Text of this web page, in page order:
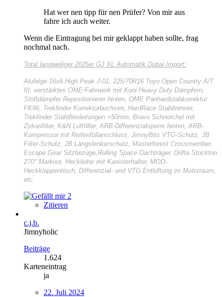
Hat wer nen tipp für nen Prüfer? Von mir aus
fahre ich auch weiter.
Wenn die Eintragung bei mir geklappt haben sollte, frag
nochmal nach.
Total langweiliger 2025er GJ XL Automatik Dubai Import:
Alufelge 16x6 High Peak J-01, 225/70R16 Toyo Open Country A/T
III, verstärktes OME-Fahrwerk mit Koni Heavy Duty Dämpfern,
Stoßdämpfer Repositionierer hinten, OME Panhardstabkorrektur
FK96, Trekfinder Korrekturbuchsen, HardRace Stabitrenner,
Trekfinder Stahlflexleitungen +50mm, Bravo Schnorchel mit
Zykonfilter, K&N Luftfilter, ARB-Differenzialsperre hinten, ARB-
Kompressor mit Reifenfüllanschluss, JimnyBits VTG-Schutz, JB
Filter-Schutz, JB Längslenkerschutz, Masterforest Crossmember,
Escape Gear Sitzbezüge,Rolling Space Dachträger, Drifta Stockton
270° Markise, Heckleiter mit Kanisterhalter, MOD-
Heckklappentisch, Differenzial- und VTG Entlüftung im Motorraum,
etc.
2
Zitieren
c.j.b.
Jimnyholic
Beiträge
1.624
Karteneintrag
ja
22. Juli 2024